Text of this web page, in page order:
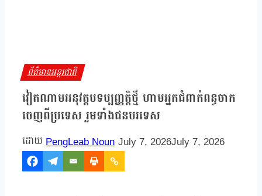
ព័ត៌មានអន្តរជាតិ
វៀតណាមអនុវត្តបទប្បញ្ញត្តិថ្មី ហាមអ្នកជំពាក់ពន្ធចាក
ចេញពីប្រទេស រួមទាំងជនបរទេស
PengLeab Noun July 7, 2026July 7, 2026